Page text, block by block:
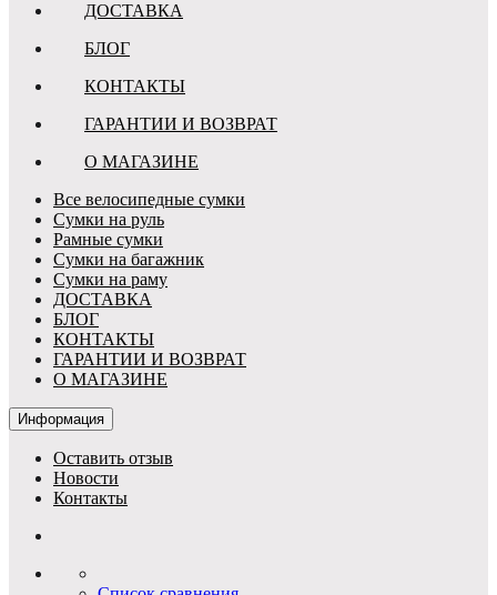
ДОСТАВКА
БЛОГ
КОНТАКТЫ
ГАРАНТИИ И ВОЗВРАТ
О МАГАЗИНЕ
Все велосипедные сумки
Сумки на руль
Рамные сумки
Сумки на багажник
Сумки на раму
ДОСТАВКА
БЛОГ
КОНТАКТЫ
ГАРАНТИИ И ВОЗВРАТ
О МАГАЗИНЕ
Информация
Оставить отзыв
Новости
Контакты